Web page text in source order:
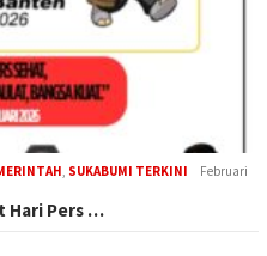
SUKABUMI TERKINI
Februari
Hari Pers …